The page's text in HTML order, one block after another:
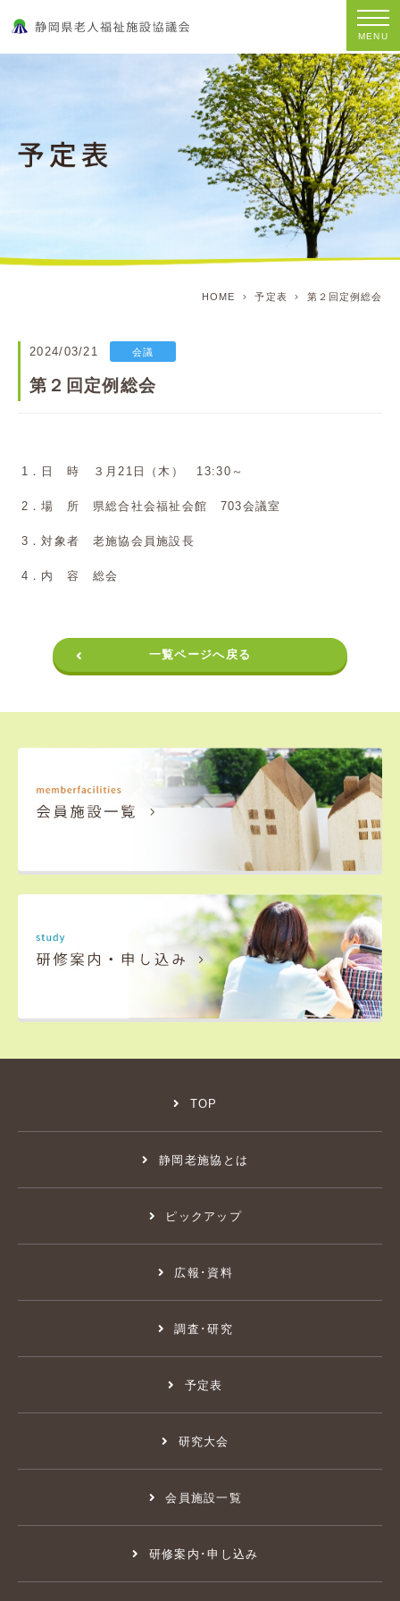
MENU
HOME 予定表 第２回定例総会
2024/03/21 会議
第２回定例総会
1．日 時 ３月21日（木） 13:30～
2．場 所 県総合社会福祉会館 703会議室
3．対象者 老施協会員施設長
4．内 容 総会
一覧ページへ戻る
TOP
静岡老施協とは
ピックアップ
広報･資料
調査･研究
予定表
研究大会
会員施設一覧
研修案内･申し込み